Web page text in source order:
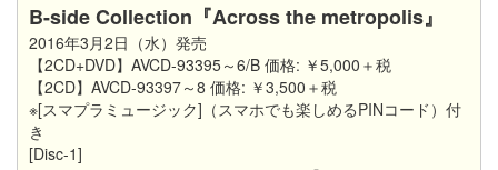
B-side Collection『Across the metropolis』
2016年3月2日（水）発売
【2CD+DVD】AVCD-93395～6/B 価格: ￥5,000＋税
【2CD】AVCD-93397～8 価格: ￥3,500＋税
※[スマプラミュージック]（スマホでも楽しめるPINコード）付
き
[Disc-1]